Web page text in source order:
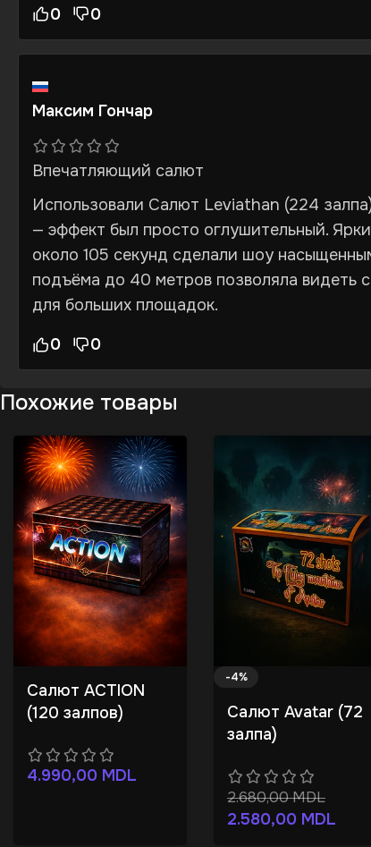
0 0
Максим Гончар
Впечатляющий салют
Использовали Салют Leviathan (224
— эффект был просто оглушительный.
около 105 секунд сделали шоу
подъёма до 40 метров позволяла видеть
для больших площадок.
0 0
Похожие товары
Салют ACTION
(120 залпов)
4.990,00 MDL
-4%
Салют Avatar (72
залпа)
2.680,00MDL
2.580,00 MDL